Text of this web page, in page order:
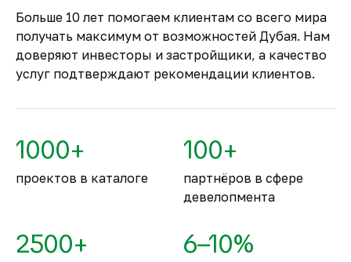
только после ввода объекта в
Комфортное и
безопасное место для
жизни
По уровню безопасности жизни
занимают второе место в мире.
Больше 10 лет помогаем клиентам со всего мира
получать максимум от возможностей Дубая. Нам
доверяют инвесторы и застройщики, а качество
услуг подтверждают рекомендации клиентов.
1000+
проектов в каталоге
100+
партнёров в сфере
девелопмента
2500+ 6–10%